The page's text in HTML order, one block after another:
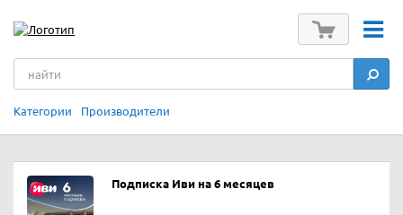
Категории Производители
Подписка Иви на 6 месяцев